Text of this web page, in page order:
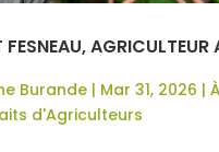
FESNEAU, AGRICULTEUR
Burande| Mar 31, 2026 |
d'Agriculteurs